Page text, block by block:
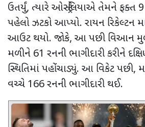
ઉતર્યું, ત્યારે ઓસ્ટ્રેલિયાએ તેમને ફક્ત 9
પહેલો ઝટકો આપ્યો. રાયન રિકેલ્ટન
આઉટ થયો. જોકે, આ પછી વિઆન
મળીને 61 રનની ભાગીદારી કરીને
સ્થિતિમાં પહોંચાડ્યું. આ વિકેટ પછી,
વચ્ચે 166રનની ભાગીદારી થઈ.